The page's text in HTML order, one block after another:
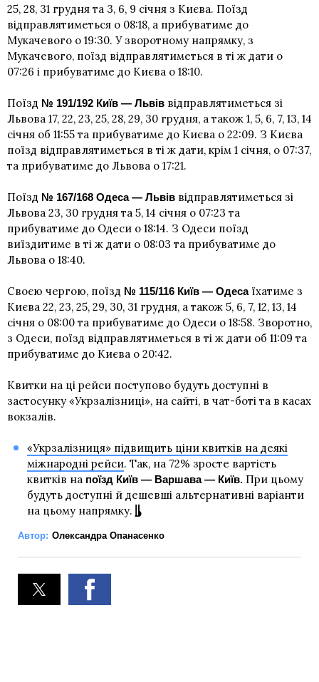
25, 28, 31 грудня та 3, 6, 9 січня з Києва. Поїзд
відправлятиметься о 08:18, а прибуватиме до
Мукачевого о 19:30. У зворотному напрямку, з
Мукачевого, поїзд відправлятиметься в ті ж дати о
07:26 і прибуватиме до Києва о 18:10.
Поїзд № 191/192 Київ — Львів відправлятиметься зі
Львова 17, 22, 23, 25, 28, 29, 30 грудня, а також 1, 5, 6, 7, 13, 14
січня об 11:55 та прибуватиме до Києва о 22:09. З Києва
поїзд відправлятиметься в ті ж дати, крім 1 січня, о 07:37,
та прибуватиме до Львова о 17:21.
Поїзд № 167/168 Одеса — Львів відправлятиметься зі
Львова 23, 30 грудня та 5, 14 січня о 07:23 та
прибуватиме до Одеси о 18:14. З Одеси поїзд
виїздитиме в ті ж дати о 08:03 та прибуватиме до
Львова о 18:40.
Своєю чергою, поїзд № 115/116 Київ — Одеса їхатиме з
Києва 22, 23, 25, 29, 30, 31 грудня, а також 5, 6, 7, 12, 13, 14
січня о 08:00 та прибуватиме до Одеси о 18:58. Зворотно,
з Одеси, поїзд відправлятиметься в ті ж дати об 11:09 та
прибуватиме до Києва о 20:42.
Квитки на ці рейси поступово будуть доступні в
застосунку «Укрзалізниці», на сайті, в чат-боті та в касах
вокзалів.
«Укрзалізниця» підвищить ціни квитків на деякі
міжнародні рейси. Так, на 72% зросте вартість
квитків на поїзд Київ — Варшава — Київ.При цьому
будуть доступні й дешевші альтернативні варіанти
на цьому напрямку.
Автор: Олександра Опанасенко